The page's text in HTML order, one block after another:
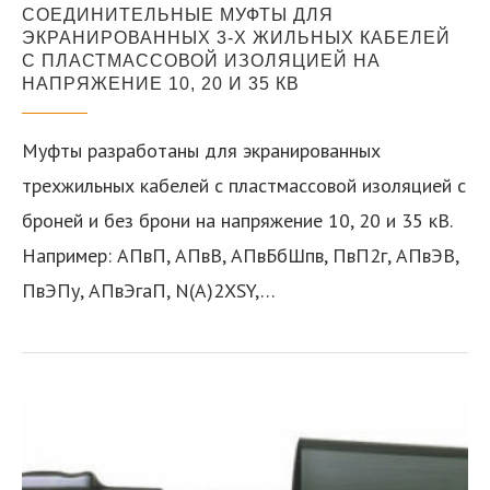
СОЕДИНИТЕЛЬНЫЕ МУФТЫ ДЛЯ
ЭКРАНИРОВАННЫХ 3-Х ЖИЛЬНЫХ КАБЕЛЕЙ
С ПЛАСТМАССОВОЙ ИЗОЛЯЦИЕЙ НА
НАПРЯЖЕНИЕ 10, 20 И 35 КВ
Муфты разработаны для экранированных
трехжильных кабелей с пластмассовой изоляцией с
броней и без брони на напряжение 10, 20 и 35 кВ.
Например: АПвП, АПвВ, АПвБбШпв, ПвП2г, АПвЭВ,
ПвЭПу, АПвЭгаП, N(A)2XSY,…